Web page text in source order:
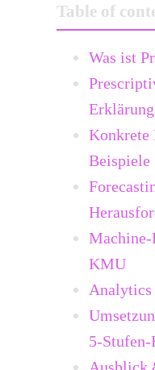
Table of
Was ist
Konkrete
Beispiele
KMU
Analytics
5-Stufen-